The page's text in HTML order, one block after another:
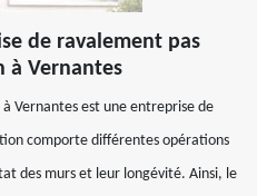
de ravalement pas
à Vernantes
Vernantes est une entreprise de
comporte différentes opérations
des murs et leur longévité. Ainsi, le